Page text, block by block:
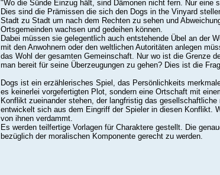
"Wo die Sünde Einzug hält, sind Dämonen nicht fern. Nur eine
Dies sind die Prämissen die sich den Dogs in the Vinyard
Stadt zu Stadt um nach dem Rechten zu sehen und
Ortsgemeinden wachsen und gedeihen können.
Dabei müssen sie gelegentlich auch entstehende Übel an der
mit den Anwohnern oder den weltlichen Autoritäten anlegen
das Wohl der gesamten Gemeinschaft. Nur wo ist die Grenze
man bereit für seine Überzeugungen zu gehen? Dies ist die
Dogs ist ein erzählerisches Spiel, das Persönlichkeits
es keinerlei vorgefertigten Plot, sondern eine Ortschaft mit
Konflikt zueinander stehen, der langfristig das
entwickelt sich aus dem Eingriff der Spieler in diesen Konflikt.
von ihnen verdammt.
Es werden teilfertige Vorlagen für Charaktere gestellt. Die
bezüglich der moralischen Komponente gerecht zu werden.